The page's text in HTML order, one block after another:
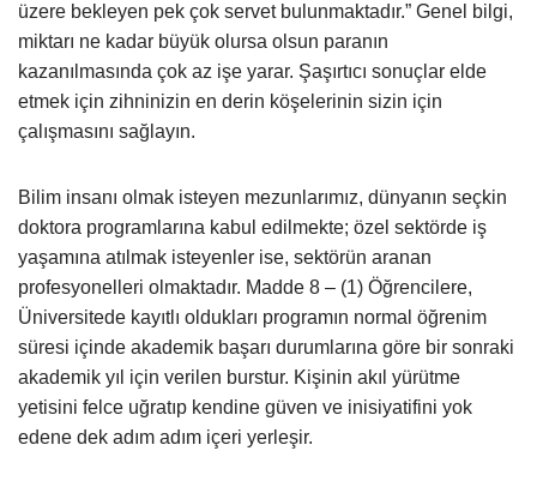
üzere bekleyen pek çok servet bulunmaktadır.” Genel bilgi,
miktarı ne kadar büyük olursa olsun paranın
kazanılmasında çok az işe yarar. Şaşırtıcı sonuçlar elde
etmek için zihninizin en derin köşelerinin sizin için
çalışmasını sağlayın.
Bilim insanı olmak isteyen mezunlarımız, dünyanın seçkin
doktora programlarına kabul edilmekte; özel sektörde iş
yaşamına atılmak isteyenler ise, sektörün aranan
profesyonelleri olmaktadır. Madde 8 – (1) Öğrencilere,
Üniversitede kayıtlı oldukları programın normal öğrenim
süresi içinde akademik başarı durumlarına göre bir sonraki
akademik yıl için verilen burstur. Kişinin akıl yürütme
yetisini felce uğratıp kendine güven ve inisiyatifini yok
edene dek adım adım içeri yerleşir.